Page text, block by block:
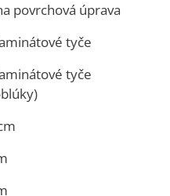
povrchová úprava
tyče
tyče